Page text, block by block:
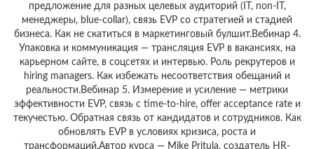
предложение для разных целевых аудиторий (IT, non-IT,
менеджеры, blue-collar), связь EVP со стратегией и стадией
бизнеса. Как не скатиться в маркетинговый булшит.Вебинар 4.
Упаковка и коммуникация — трансляция EVP в вакансиях, на
карьерном сайте, в соцсетях и интервью. Роль рекрутеров и
hiring managers. Как избежать несоответствия обещаний и
реальности.Вебинар 5. Измерение и усиление — метрики
эффективности EVP, связь с time-to-hire, offer acceptance rate и
текучестью. Обратная связь от кандидатов и сотрудников. Как
обновлять EVP в условиях кризиса, роста и
трансформаций.Автор курса — Mike Pritula, создатель HR-